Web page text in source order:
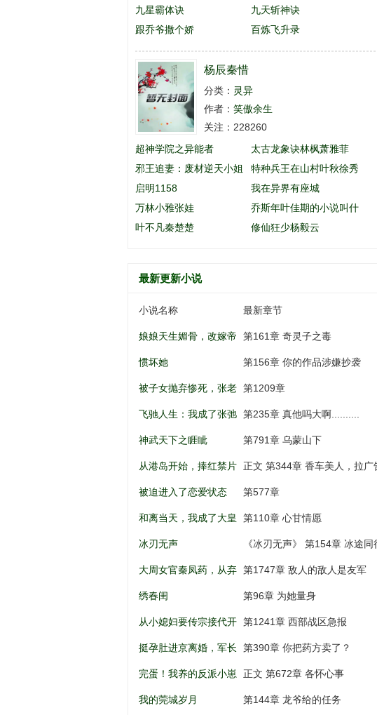
九星霸体诀
九天斩神诀
跟乔爷撒个娇
百炼飞升录
杨辰秦惜
分类： 灵异
作者： 笑傲余生
关注：228260
超神学院之异能者
太古龙象诀林枫萧雅菲
邪王追妻：废材逆天小姐
特种兵王在山村叶秋徐秀
英
启明1158
我在异界有座城
万林小雅张娃
乔斯年叶佳期的小说叫什
么名字
叶不凡秦楚楚 修仙狂少杨毅云
最新更新小说
小说名称 最新章节
娘娘天生媚骨，改嫁帝
王一夜孕吐
第161章 奇灵子之毒
惯坏她 第156章 你的作品涉嫌抄袭
被子女抛弃惨死，张老
太重生八零
第1209章
飞驰人生：我成了张弛
亲弟弟
第235章 真他吗大啊..........
神武天下之睚眦 第791章 乌蒙山下
从港岛开始，捧红禁片
女神
正文 第344章 香车美人，拉广
被迫进入了恋爱状态 第577章
和离当天，我成了大皇
子的掌上娇
第110章 心甘情愿
冰刃无声 《冰刃无声》 第154章 冰途同
大周女官秦凤药，从弃
儿到权利巅
第1747章 敌人的敌人是友军
绣春闺 第96章 为她量身
从小媳妇要传宗接代开
始
第1241章 西部战区急报
挺孕肚进京离婚，军长
低头轻声哄
第390章 你把药方卖了？
完蛋！我养的反派小崽
全是大佬
正文 第672章 各怀心事
我的莞城岁月 第144章 龙爷给的任务